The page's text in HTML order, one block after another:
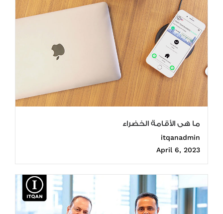
ما هى الأقامة الخضراء
itqanadmin
April 6, 2023